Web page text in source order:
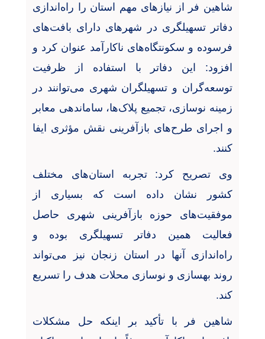
شاهین فر از نیازهای مهم استان را راه‌اندازی
دفاتر تسهیلگری در شهرهای دارای بافت‌های
فرسوده و سکونتگاه‌های ناکارآمد عنوان کرد و
افزود: این دفاتر با استفاده از ظرفیت
توسعه‌گران و تسهیلگران شهری می‌توانند در
زمینه نوسازی، تجمیع پلاک‌ها، ساماندهی معابر
و اجرای طرح‌های بازآفرینی نقش مؤثری ایفا
کنند.
وی تصریح کرد: تجربه استان‌های مختلف
کشور نشان داده است که بسیاری از
موفقیت‌های حوزه بازآفرینی شهری حاصل
فعالیت همین دفاتر تسهیلگری بوده و
راه‌اندازی آنها در استان زنجان نیز می‌تواند
روند بهسازی و نوسازی محلات هدف را تسریع
کند.
شاهین فر با تأکید بر اینکه حل مشکلات